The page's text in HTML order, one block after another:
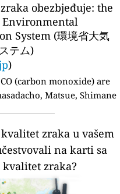
obezbjeđuje: the
Environmental
System (環境省大気
テム)
)
(carbon monoxide) are
Matsue, Shimane
zraka u vašem
na karti sa
kvalitet zraka?